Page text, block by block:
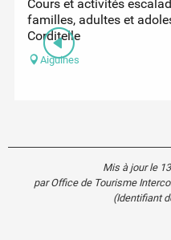
Cours et activités
familles, adultes et
Corditelle
Aiguines
Mis à jour le
par Office de Tourisme
(Identifiant